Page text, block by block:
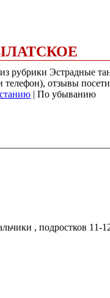
рубрики Эстрадные
телефон), отзывы
| По убыванию
, подростков 11-